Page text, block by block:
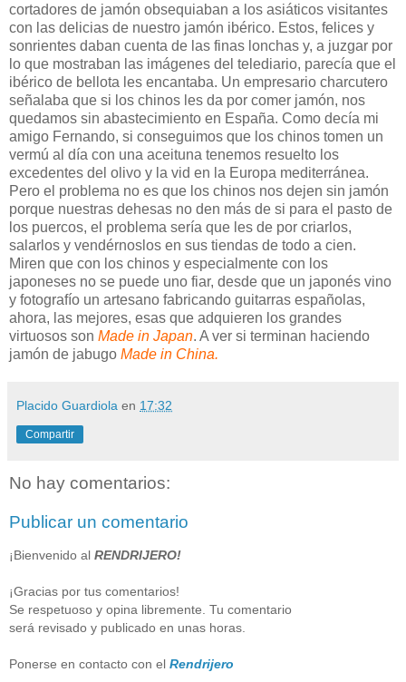
cortadores de jamón obsequiaban a los asiáticos visitantes
con las delicias de nuestro jamón ibérico. Estos, felices y
sonrientes daban cuenta de las finas lonchas y, a juzgar por
lo que mostraban las imágenes del telediario, parecía que el
ibérico de bellota les encantaba. Un empresario charcutero
señalaba que si los chinos les da por comer jamón, nos
quedamos sin abastecimiento en España. Como decía mi
amigo Fernando, si conseguimos que los chinos tomen un
vermú al día con una aceituna tenemos resuelto los
excedentes del olivo y la vid en la Europa mediterránea.
Pero el problema no es que los chinos nos dejen sin jamón
porque nuestras dehesas no den más de si para el pasto de
los puercos, el problema sería que les de por criarlos,
salarlos y vendérnoslos en sus tiendas de todo a cien.
Miren que con los chinos y especialmente con los
japoneses no se puede uno fiar, desde que un japonés vino
y fotografío un artesano fabricando guitarras españolas,
ahora, las mejores, esas que adquieren los grandes
virtuosos son Made in Japan. A ver si terminan haciendo
jamón de jabugo Made in China.
Placido Guardiola en 17:32
Compartir
No hay comentarios:
Publicar un comentario
¡Bienvenido al RENDRIJERO!
¡Gracias por tus comentarios!
Se respetuoso y opina libremente. Tu comentario
será revisado y publicado en unas horas.
Ponerse en contacto con el Rendrijero